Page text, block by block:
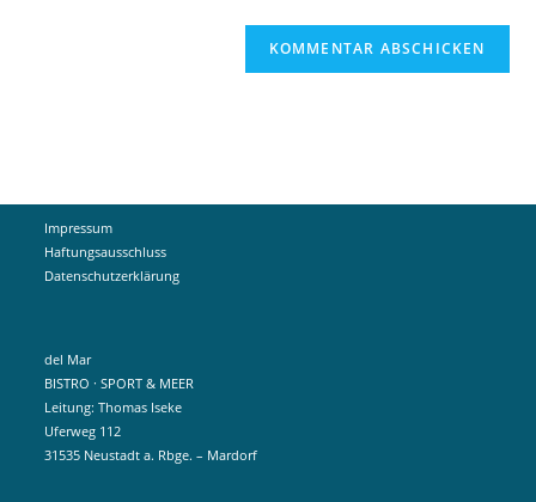
Impressum
Haftungsausschluss
Datenschutzerklärung
del Mar
BISTRO · SPORT & MEER
Leitung: Thomas Iseke
Uferweg 112
31535 Neustadt a. Rbge. – Mardorf